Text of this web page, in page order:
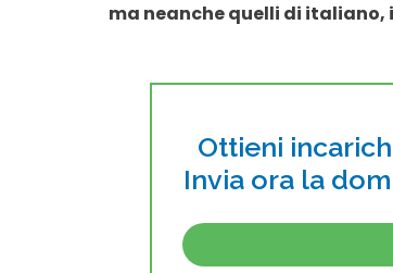
ma neanche quelli di italiano,
Ottieni
Invia ora la